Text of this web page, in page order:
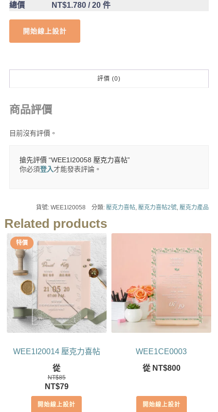
總價
NT$1.780/ 20 件
開始線上設計
評價 (0)
商品評價
目前沒有評價。
搶先評價 “WEE1I20058 壓克力喜帖”
你必須登入才能發表評論。
貨號:WEE1I20058 分類:壓克力喜帖 ,壓克力喜帖2號 ,壓克力產品
Related products
特價
WEE1I20014 壓克力喜帖
從
NT$85
原
始
價
NT$79目
前
價
開始線上設計
WEE1CE0003
從 NT$800
開始線上設計